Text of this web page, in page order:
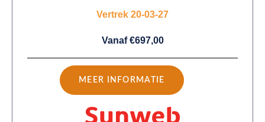
Vertrek 20-03-27
Vanaf €697,00
MEER INFORMATIE